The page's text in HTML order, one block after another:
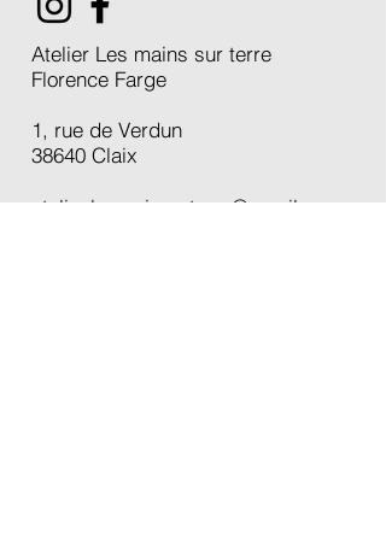
Atelier Les mains sur terre
Florence Farge
1, rue de Verdun
38640 Claix
atelier.lesmainsurterre@gmail.com